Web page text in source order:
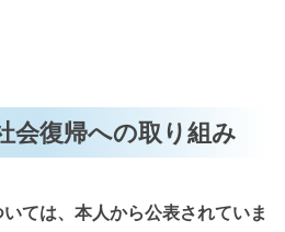
会復帰への取り組み
ては、本人から公表されていま